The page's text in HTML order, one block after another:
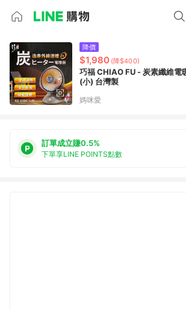
降價
$1,980 (降$400)
巧福 CHIAO FU - 炭素纖維
(小) 台灣製
媽咪愛
訂單成立賺0.5%
下單享LINE POINTS點數